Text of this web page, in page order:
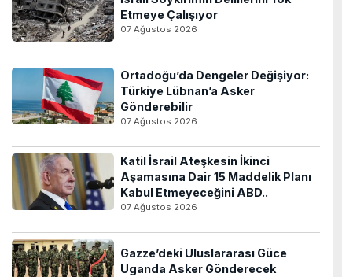
Etmeye Çalışıyor
07 Ağustos 2026
Ortadoğu’da Dengeler Değişiyor:
Türkiye Lübnan’a Asker
Gönderebilir
07 Ağustos 2026
Katil İsrail Ateşkesin İkinci
Aşamasına Dair 15 Maddelik Planı
Kabul Etmeyeceğini ABD..
07 Ağustos 2026
Gazze’deki Uluslararası Güce
Uganda Asker Gönderecek